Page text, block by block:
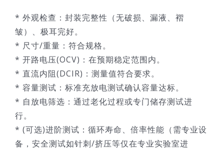
* 外观检查：封装完整性（无破损、漏液、褶
皱）、极耳完好。
* 尺寸/重量：符合规格。
* 开路电压(OCV)：在预期稳定范围内。
* 直流内阻(DCIR)：测量值符合要求。
* 容量测试：标准充放电测试确认容量达标。
* 自放电筛选：通过老化过程或专门储存测试进
行。
* (可选)进阶测试：循环寿命、倍率性能（需专业设
备，安全测试如针刺/挤压等仅在专业实验室进